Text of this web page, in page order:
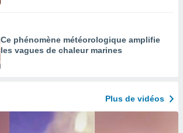
Ce phénomène météorologique amplifie
les vagues de chaleur marines
Plus de vidéos